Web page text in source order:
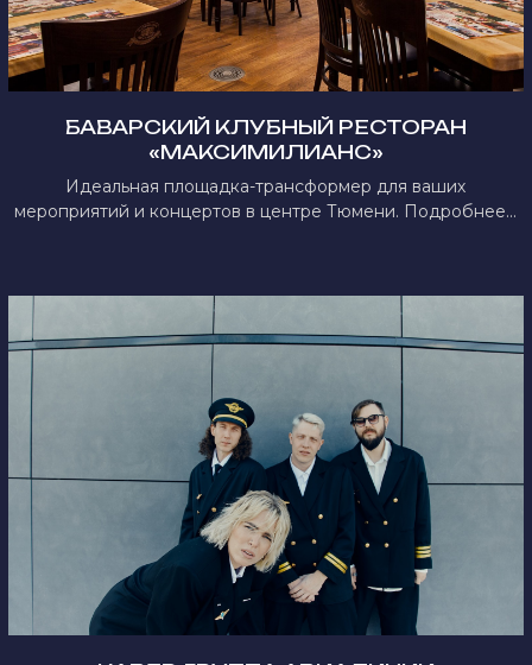
БАВАРСКИЙ КЛУБНЫЙ РЕСТОРАН
«МАКСИМИЛИАНС»
Идеальная площадка-трансформер для ваших
мероприятий и концертов в центре Тюмени. Подробнее...